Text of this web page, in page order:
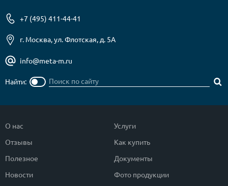
+7 (495) 411-44-41
г. Москва, ул. Флотская, д. 5А
info@meta-m.ru
Найти:
О нас
Отзывы
Полезное
Новости
Услуги
Как купить
Документы
Фото продукции